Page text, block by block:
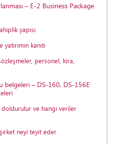
– E-2 Business Package
yapısı
kanıtı
personel, kira,
belgeleri – DS-160, DS-156E
ve hangi veriler
şirket neyi teyit eder